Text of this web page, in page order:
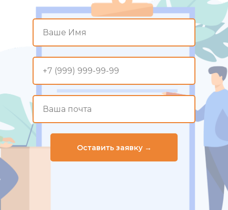
Ваше Имя
+7 (999) 999-99-99
Ваша почта
Оставить заявку →